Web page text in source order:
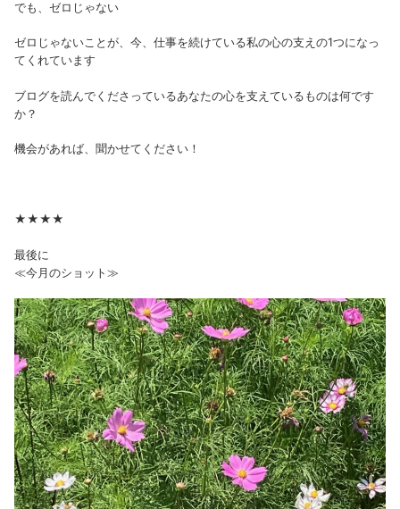
でも、ゼロじゃない
ゼロじゃないことが、今、仕事を続けている私の心の支えの1つになっ
てくれています
ブログを読んでくださっているあなたの心を支えているものは何です
か？
機会があれば、聞かせてください！
★★★★
最後に
≪今月のショット≫